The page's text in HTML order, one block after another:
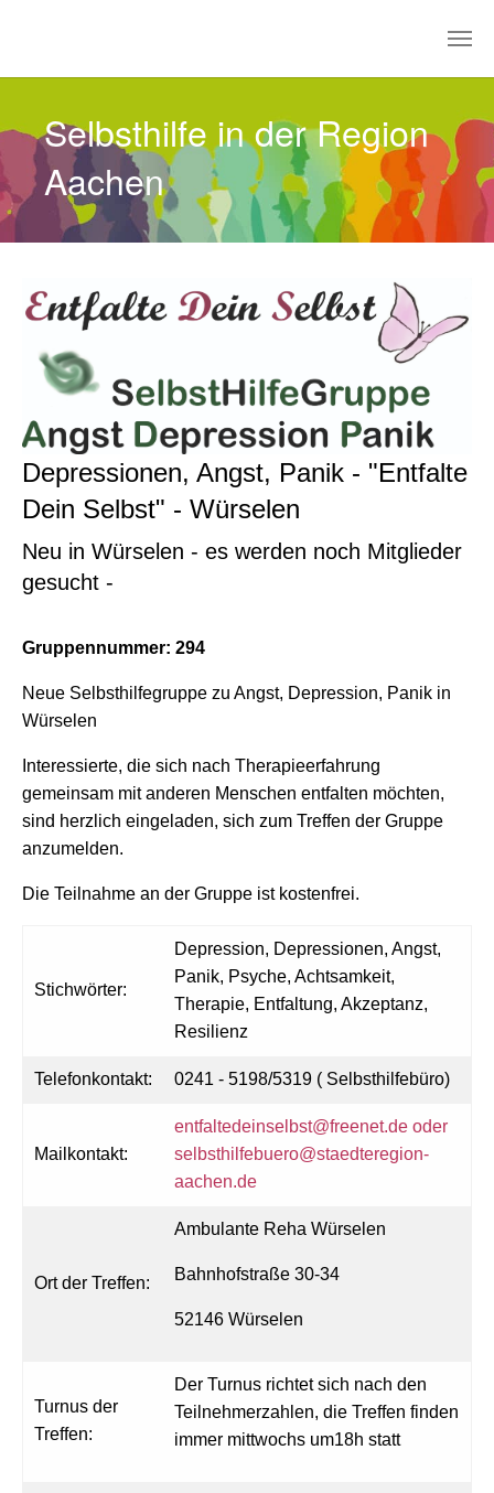
Selbsthilfe in der Region
Aachen
Depressionen, Angst, Panik - "Entfalte
Dein Selbst" - Würselen
Neu in Würselen - es werden noch Mitglieder
gesucht -
Gruppennummer: 294
Neue Selbsthilfegruppe zu Angst, Depression, Panik in
Würselen
Interessierte, die sich nach Therapieerfahrung
gemeinsam mit anderen Menschen entfalten möchten,
sind herzlich eingeladen, sich zum Treffen der Gruppe
anzumelden.
Die Teilnahme an der Gruppe ist kostenfrei.
Stichwörter:
Depression, Depressionen, Angst,
Panik, Psyche, Achtsamkeit,
Therapie, Entfaltung, Akzeptanz,
Resilienz
Telefonkontakt: 0241 - 5198/5319 ( Selbsthilfebüro)
Mailkontakt:
entfaltedeinselbst@freenet.de oder
selbsthilfebuero@staedteregion-
aachen.de
Ort der Treffen:
Ambulante Reha Würselen
Bahnhofstraße 30-34
52146 Würselen
Turnus der
Treffen:
Der Turnus richtet sich nach den
Teilnehmerzahlen, die Treffen finden
immer mittwochs um18h statt